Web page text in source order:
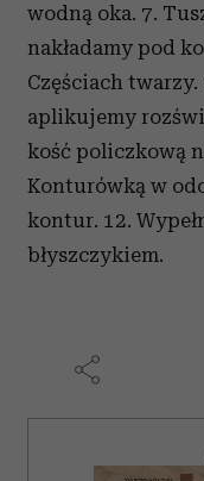
wodną oka. 7.
nakładamy pod
Częściach
aplikujemy
kość policzkową
Konturówką w
kontur. 12.
błyszczykiem.